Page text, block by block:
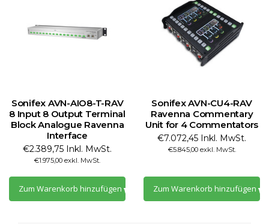
Sonifex AVN-AIO8-T-RAV
8 Input 8 Output Terminal
Block Analogue Ravenna
Interface
€2.389,75 Inkl. MwSt.
€1.975,00 exkl. MwSt.
Zum Warenkorb hinzufügen
Sonifex AVN-CU4-RAV
Ravenna Commentary
Unit for 4 Commentators
€7.072,45 Inkl. MwSt.
€5.845,00 exkl. MwSt.
Zum Warenkorb hinzufügen